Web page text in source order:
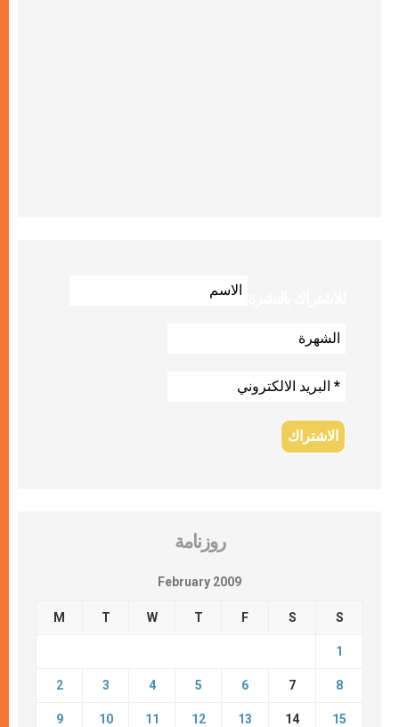
روزنامة
February 2009
M T W T F S S
1
2 3 4 5 6 7 8
9 10 11 12 13 14 15